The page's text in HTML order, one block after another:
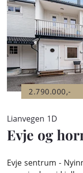
2.790.000,-
Lianvegen 1D
Evje og
Evje sentrum -